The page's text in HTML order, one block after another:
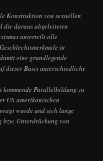
Konstruktion von sexuellen
die daraus abgeleiteten
unterteilt alle
in
eine grundlegende
dieser Basis unterschiedliche
kommende Parallelbildung zu
US-amerikanischen
wurde und sich lange
Unterdrückung von